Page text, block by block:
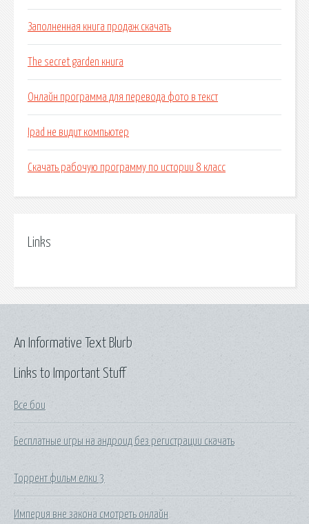
Заполненная книга продаж скачать
The secret garden книга
Онлайн программа для перевода фото в текст
Ipad не видит компьютер
Скачать рабочую программу по истории 8 класс
Links
Links to Important Stuff
Все бои
Бесплатные игры на андроид без регистрации скачать
Торрент фильм елки 3
Империя вне закона смотреть онлайн
An Informative Text Blurb